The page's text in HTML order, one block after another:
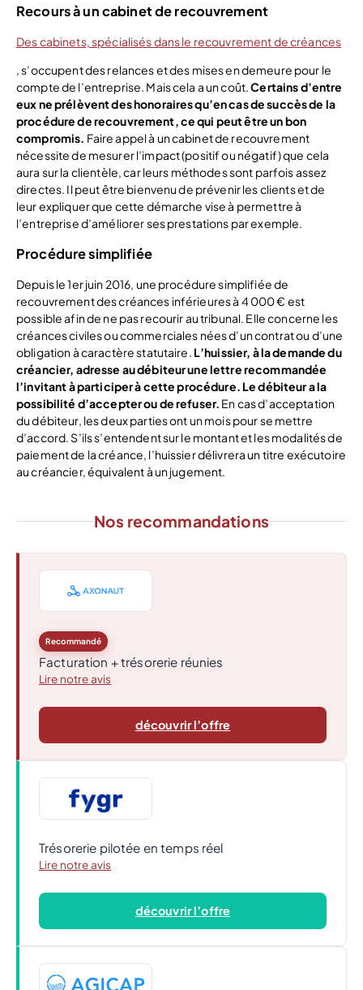
Recours à un cabinet de recouvrement
Des cabinets, spécialisés dans le recouvrement de créances
, s’occupent des relances et des mises en demeure pour le
compte de l’entreprise. Mais cela a un coût.Certains d’entre
eux ne prélèvent des honoraires qu’en cas de succès de la
procédure de recouvrement, ce qui peut être un bon
compromis. Faire appel à un cabinet de recouvrement
nécessite de mesurer l’impact (positif ou négatif) que cela
aura sur la clientèle, car leurs méthodes sont parfois assez
directes. Il peut être bienvenu de prévenir les clients et de
leur expliquer que cette démarche vise à permettre à
l’entreprise d’améliorer ses prestations par exemple.
Procédure simplifiée
Depuis le 1er juin 2016, une procédure simplifiée de
recouvrement des créances inférieures à 4 000 € est
possible afin de ne pas recourir au tribunal. Elle concerne les
créances civiles ou commerciales nées d’un contrat ou d’une
obligation à caractère statutaire. L’huissier, à la demande du
créancier, adresse au débiteur une lettre recommandée
l’invitant à participer à cette procédure. Le débiteur a la
possibilité d’accepter ou de refuser. En cas d’acceptation
du débiteur, les deux parties ont un mois pour se mettre
d’accord. S’ils s’entendent sur le montant et les modalités de
paiement de la créance, l’huissier délivrera un titre exécutoire
au créancier, équivalent à un jugement.
Nos recommandations
Recommandé
Facturation + trésorerie réunies
Lire notre avis
découvrir l’offre
Trésorerie pilotée en temps réel
Lire notre avis
découvrir l’offre